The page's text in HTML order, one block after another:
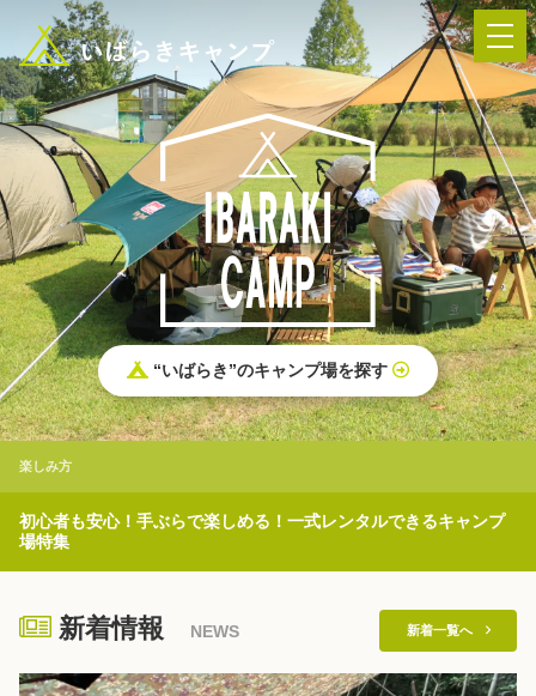
“いばらき”のキャンプ場を探す
― AUTUMN FESTA 2026 ―
イベント-トップ
“いばらき”のキャンプ場を探す
楽しみ方 新着情報
海辺キャンプ 川辺キャンプ
湖畔キャンプ
楽しみ方
初心者も安心！手ぶらで楽しめる！一式レンタルできるキャンプ
場特集
新着情報 NEWS 新着一覧へ